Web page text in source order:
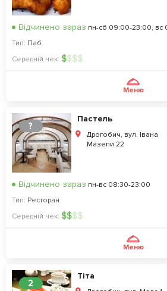
Відчинено зараз пн-сб 09:00-23:00, вс
Тип: Паб
Середній чек: $$$$
Меню
?
Пастель
Дрогобич, вул. Івана
Мазепи 22
Відчинено зараз пн-вс 08:30-23:00
Тип: Ресторан
Середній чек: $$$$
Меню
2
Тіта